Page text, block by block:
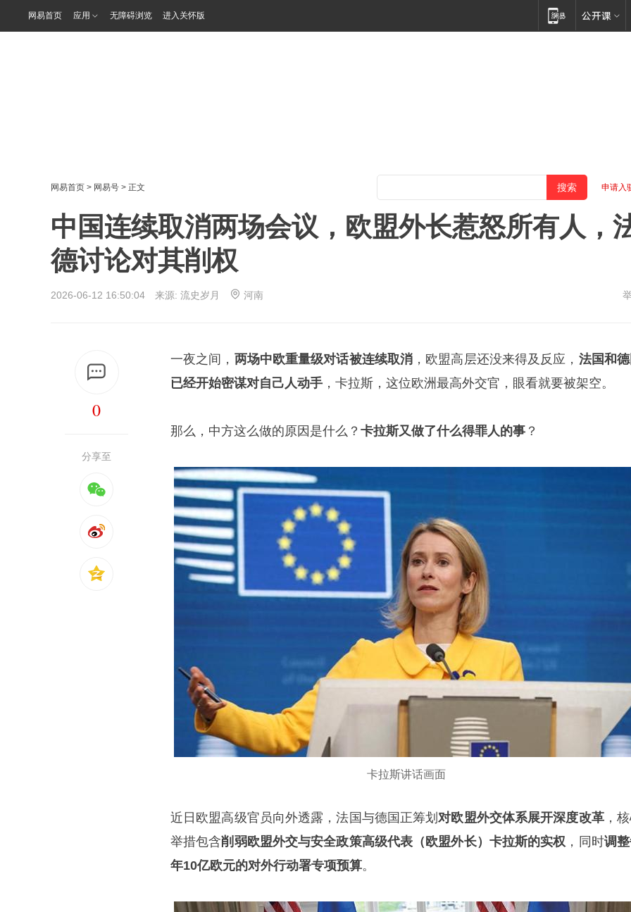
网易首页 应用 无障碍浏览 进入关怀版
网易首页 > 网易号 > 正文 申请入
中国连续取消两场会议，欧盟外长惹怒所有人，
德讨论对其削权
2026-06-12 16:50:04 来源: 流史岁月 河南
0
分享至
一夜之间， 两场中欧重量级对话被连续取消 ，欧盟高层还没来得及反应， 法国和
已经开始密谋对自己人动手 ，卡拉斯，这位欧洲最高外交官，眼看就要被架空。
那么，中方这么做的原因是什么？ 卡拉斯又做了什么得罪人的事 ？
卡拉斯讲话画面
近日欧盟高级官员向外透露，法国与德国正筹划对欧盟外交体系展开深度改革，
举措包含削弱欧盟外交与安全政策高级代表（欧盟外长）卡拉斯的实权 ，同时调
年10亿欧元的对外行动署专项预算。